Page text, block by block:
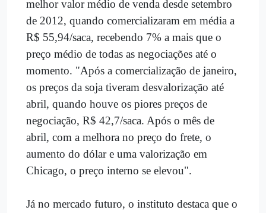
melhor valor médio de venda desde setembro
de 2012, quando comercializaram em média a
R$ 55,94/saca, recebendo 7% a mais que o
preço médio de todas as negociações até o
momento. "Após a comercialização de janeiro,
os preços da soja tiveram desvalorização até
abril, quando houve os piores preços de
negociação, R$ 42,7/saca. Após o mês de
abril, com a melhora no preço do frete, o
aumento do dólar e uma valorização em
Chicago, o preço interno se elevou".
Já no mercado futuro, o instituto destaca que o